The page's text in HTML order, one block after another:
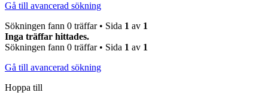
Gå till avancerad sökning
Sökningen fann 0 träffar • Sida 1 av 1
Inga träffar hittades.
Sökningen fann 0 träffar • Sida 1 av 1
Gå till avancerad sökning
Hoppa till